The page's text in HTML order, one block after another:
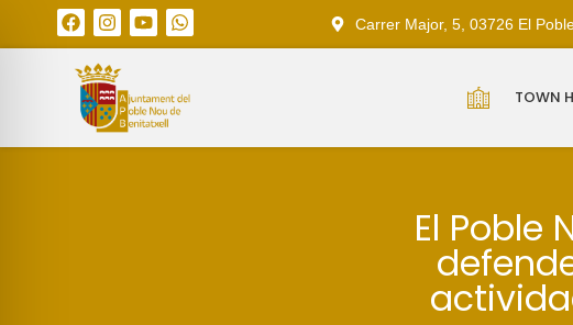
Carrer Major, 5, 03726 El
TOWN
El Poble